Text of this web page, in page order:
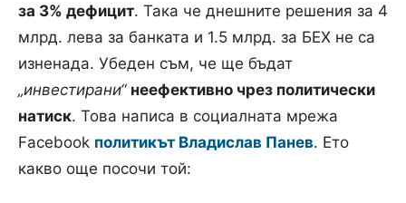
за 3% дефицит. Така че днешните решения за 4
млрд. лева за банката и 1.5 млрд. за БЕХ не са
изненада. Убеден съм, че ще бъдат
„инвестирани“ неефективно чрез политически
натиск. Това написа в социалната мрежа
Facebook политикът Владислав Панев. Ето
какво още посочи той: